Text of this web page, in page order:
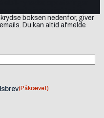
boksen nedenfor, giver
Du kan altid afmelde
(Påkrævet)